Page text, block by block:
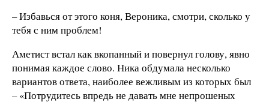
– Избавься от этого коня, Вероника, смотри, сколько у
тебя с ним проблем!
Аметист встал как вкопанный и повернул голову, явно
понимая каждое слово. Ника обдумала несколько
вариантов ответа, наиболее вежливым из которых был
– «Потрудитесь впредь не давать мне непрошеных